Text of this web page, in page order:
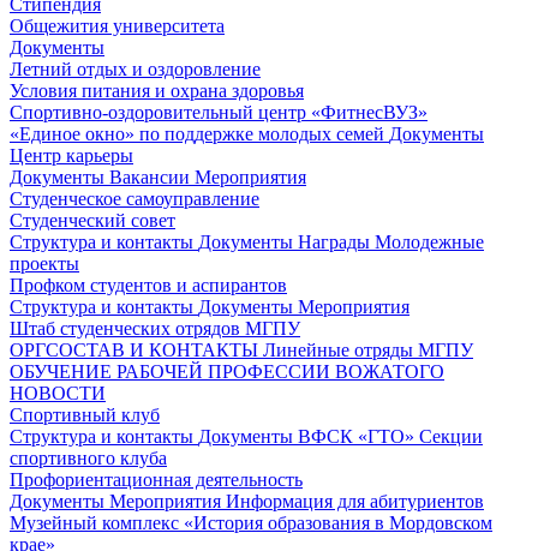
Общежития университета
Документы
Летний отдых и оздоровление
Условия питания и охрана здоровья
Спортивно-оздоровительный центр «ФитнесВУЗ»
«Единое окно» по поддержке молодых семей Документы
Центр карьеры
Документы Вакансии Мероприятия
Студенческое самоуправление
Студенческий совет
Структура и контакты Документы Награды Молодежные
проекты
Профком студентов и аспирантов
Структура и контакты Документы Мероприятия
Штаб студенческих отрядов МГПУ
ОРГСОСТАВ И КОНТАКТЫ Линейные отряды МГПУ
ОБУЧЕНИЕ РАБОЧЕЙ ПРОФЕССИИ ВОЖАТОГО
НОВОСТИ
Спортивный клуб
Структура и контакты Документы ВФСК «ГТО» Секции
спортивного клуба
Профориентационная деятельность
Документы Мероприятия Информация для абитуриентов
Музейный комплекс «История образования в Мордовском
крае»